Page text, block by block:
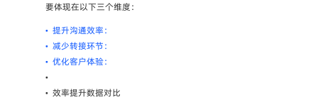
要体现在以下三个维度：
• 提升沟通效率：
• 减少转接环节：
• 优化客户体验：
•
• 效率提升数据对比